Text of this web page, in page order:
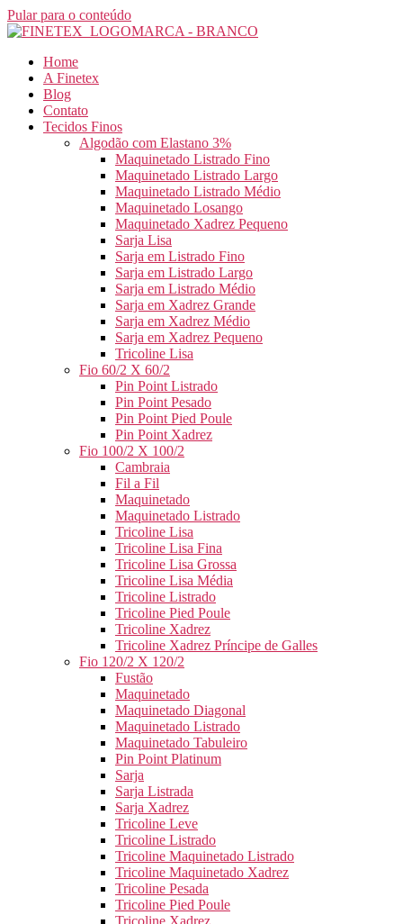
Pular para o conteúdo
Home
A Finetex
Blog
Contato
Tecidos Finos
Algodão com Elastano 3%
Maquinetado Listrado Fino
Maquinetado Listrado Largo
Maquinetado Listrado Médio
Maquinetado Losango
Maquinetado Xadrez Pequeno
Sarja Lisa
Sarja em Listrado Fino
Sarja em Listrado Largo
Sarja em Listrado Médio
Sarja em Xadrez Grande
Sarja em Xadrez Médio
Sarja em Xadrez Pequeno
Tricoline Lisa
Fio 60/2 X 60/2
Pin Point Listrado
Pin Point Pesado
Pin Point Pied Poule
Pin Point Xadrez
Fio 100/2 X 100/2
Cambraia
Fil a Fil
Maquinetado
Maquinetado Listrado
Tricoline Lisa
Tricoline Lisa Fina
Tricoline Lisa Grossa
Tricoline Lisa Média
Tricoline Listrado
Tricoline Pied Poule
Tricoline Xadrez
Tricoline Xadrez Príncipe de Galles
Fio 120/2 X 120/2
Fustão
Maquinetado
Maquinetado Diagonal
Maquinetado Listrado
Maquinetado Tabuleiro
Pin Point Platinum
Sarja
Sarja Listrada
Sarja Xadrez
Tricoline Leve
Tricoline Listrado
Tricoline Maquinetado Listrado
Tricoline Maquinetado Xadrez
Tricoline Pesada
Tricoline Pied Poule
Tricoline Xadrez